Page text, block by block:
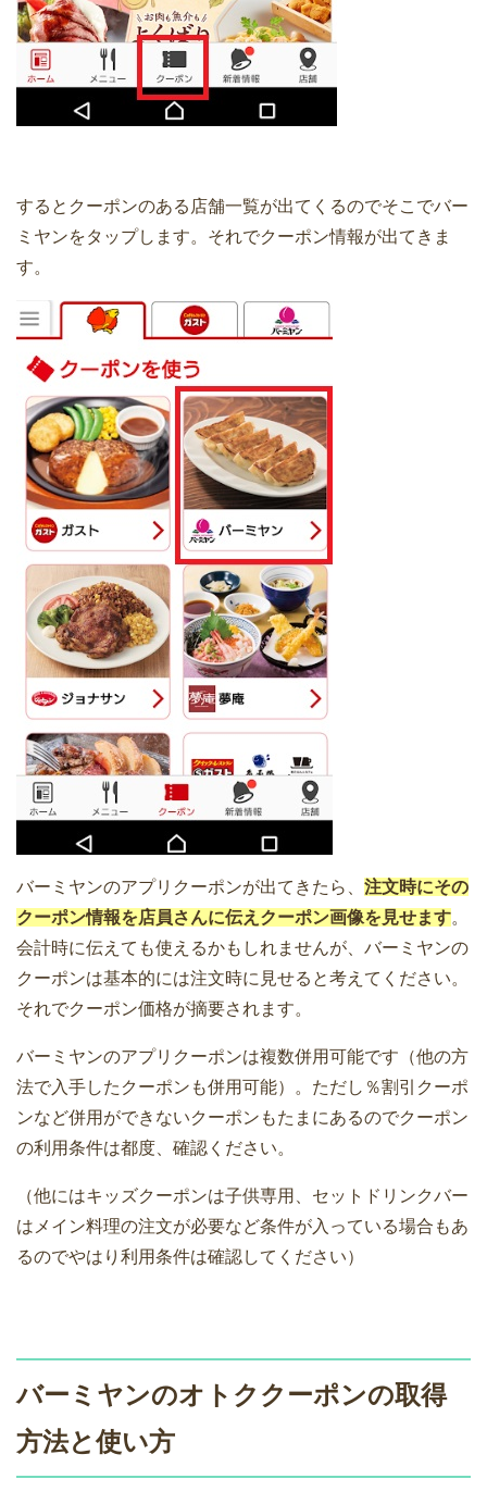
するとクーポンのある店舗一覧が出てくるのでそこでバー
ミヤンをタップします。それでクーポン情報が出てきま
す。
バーミヤンのアプリクーポンが出てきたら、 注文時にその
クーポン情報を店員さんに伝えクーポン画像を見せます。
会計時に伝えても使えるかもしれませんが、バーミヤンの
クーポンは基本的には注文時に見せると考えてください。
それでクーポン価格が摘要されます。
バーミヤンのアプリクーポンは複数併用可能です（他の方
法で入手したクーポンも併用可能）。ただし％割引クーポ
ンなど併用ができないクーポンもたまにあるのでクーポン
の利用条件は都度、確認ください。
（他にはキッズクーポンは子供専用、セットドリンクバー
はメイン料理の注文が必要など条件が入っている場合もあ
るのでやはり利用条件は確認してください）
バーミヤンのオトククーポンの取得
方法と使い方